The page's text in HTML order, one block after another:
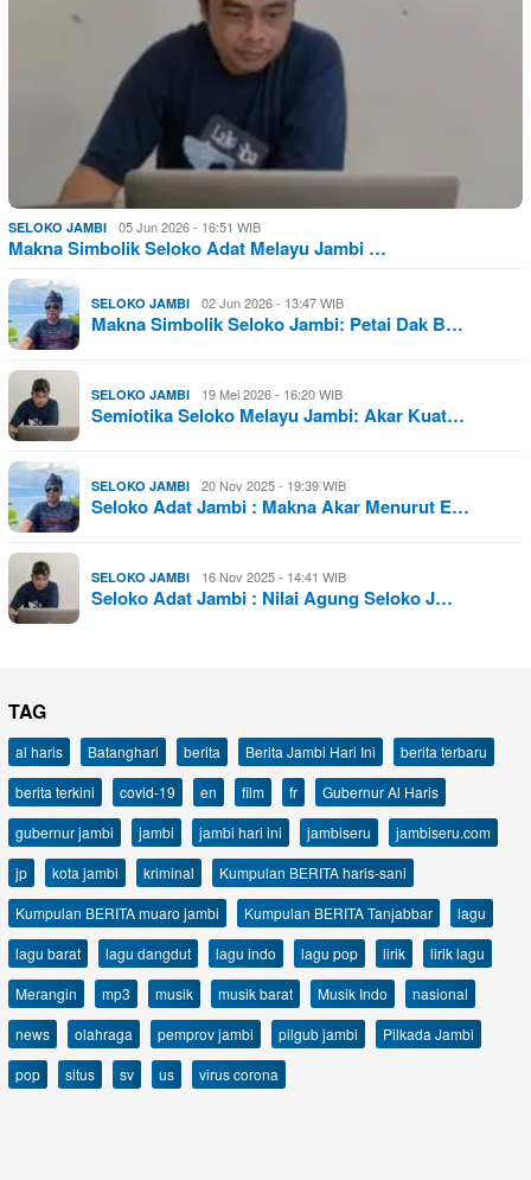
SELOKO JAMBI 05 Jun 2026 - 16:51 WIB
Makna Simbolik Seloko Adat Melayu Jambi …
SELOKO JAMBI 02 Jun 2026 - 13:47 WIB
Makna Simbolik Seloko Jambi: Petai Dak B…
SELOKO JAMBI 19 Mei 2026 - 16:20 WIB
Semiotika Seloko Melayu Jambi: Akar Kuat…
SELOKO JAMBI 20 Nov 2025 - 19:39 WIB
Seloko Adat Jambi : Makna Akar Menurut E…
SELOKO JAMBI 16 Nov 2025 - 14:41 WIB
Seloko Adat Jambi : Nilai Agung Seloko J…
TAG
al haris Batanghari berita Berita Jambi Hari Ini
berita terbaru
berita terkini
covid-19 en film fr
Gubernur Al Haris
gubernur jambi
jambi jambi hari ini jambiseru
jambiseru.com
jp
kota jambi kriminal
Kumpulan BERITA haris-sani
Kumpulan BERITA muaro jambi
Kumpulan BERITA Tanjabbar
lagu
lagu barat
lagu dangdut lagu indo lagu pop lirik
lirik lagu
Merangin
mp3 musik musik barat Musik Indo
nasional
news
olahraga pemprov jambi pilgub jambi
Pilkada Jambi
pop
situs sv us virus corona